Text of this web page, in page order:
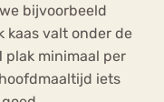
bijvoorbeeld
kaas valt onder de
plak minimaal per
iets